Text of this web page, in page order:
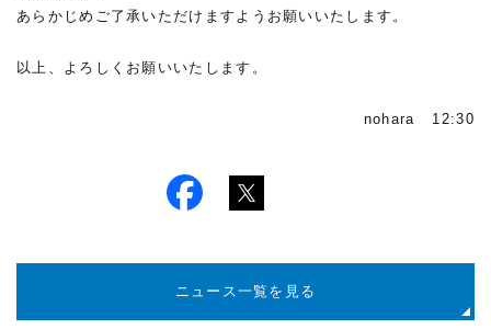
あらかじめご了承いただけますようお願いいたします。
以上、よろしくお願いいたします。
nohara 12:30
ニュース一覧を見る